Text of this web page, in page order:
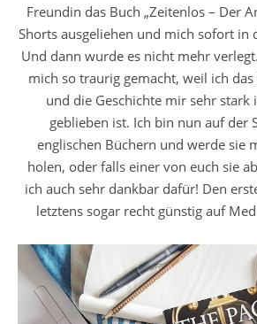
Freundin das Buch „Zeitenlos – Der
Shorts ausgeliehen und mich sofort in
Und dann wurde es nicht mehr
mich so traurig gemacht, weil ich
und die Geschichte mir sehr stark
geblieben ist. Ich bin nun auf der
englischen Büchern und werde sie
holen, oder falls einer von euch sie
ich auch sehr dankbar dafür! Den
letztens sogar recht günstig auf